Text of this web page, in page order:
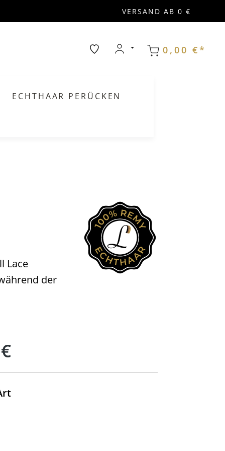
VERSAND AB 0 €
0,00 €*
ECHTHAAR PERÜCKEN
Lace
der
auswählen